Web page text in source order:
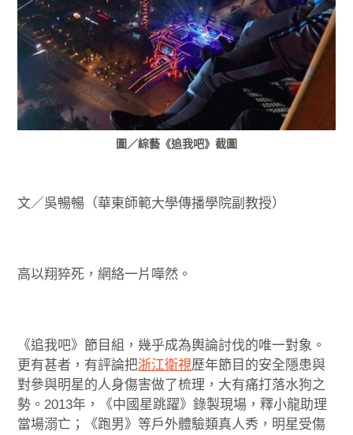
各期目錄
索取共誌
圖／綜藝《追我吧》截圖
文／吳暢暢（華東師範大學傳播學院副教授）
高以翔猝死，網絡一片嘩然。
《追我吧》節目組，幾乎成為輿論討伐的唯一對象。
更有甚者，有評論把浙江衛視歷年節目的安全隱患與
對參與明星的人身傷害做了梳理，大有痛打落水狗之
勢。2013年，《中國星跳躍》錄製現場，釋小龍助理
當場溺亡；《跑男》等戶外體驗類真人秀，明星受傷